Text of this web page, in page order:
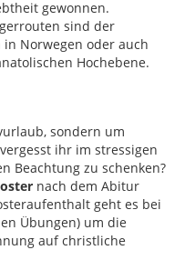
gewonnen.
sind der
Norwegen oder auch
Hochebene.
sondern um
ihr im stressigen
Beachtung zu schenken?
nach dem Abitur
geht es bei
Übungen) um die
auf christliche